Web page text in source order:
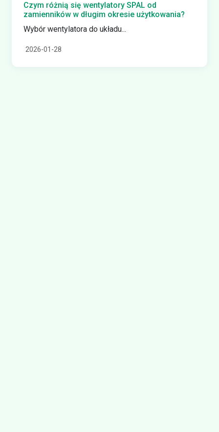
Czym różnią się wentylatory SPAL od
zamienników w długim okresie użytkowania?
Wybór wentylatora do układu...
2026-01-28